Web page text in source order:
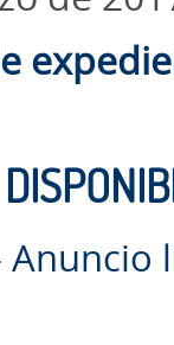
Anuncio